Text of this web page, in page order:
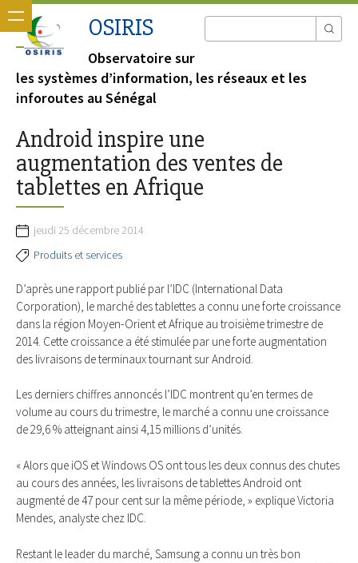
OSIRIS
Observatoire sur
les systèmes d’information, les réseaux et les
inforoutes au Sénégal
Android inspire une
augmentation des ventes de
tablettes en Afrique
jeudi 25 décembre 2014
Produits et services
D’après une rapport publié par l’IDC (International Data
Corporation), le marché des tablettes a connu une forte croissance
dans la région Moyen-Orient et Afrique au troisième trimestre de
2014. Cette croissance a été stimulée par une forte augmentation
des livraisons de terminaux tournant sur Android.
Les derniers chiffres annoncés l’IDC montrent qu’en termes de
volume au cours du trimestre, le marché a connu une croissance
de 29,6 % atteignant ainsi 4,15 millions d’unités.
« Alors que iOS et Windows OS ont tous les deux connus des chutes
au cours des années, les livraisons de tablettes Android ont
augmenté de 47 pour cent sur la même période, » explique Victoria
Mendes, analyste chez IDC.
Restant le leader du marché, Samsung a connu un très bon